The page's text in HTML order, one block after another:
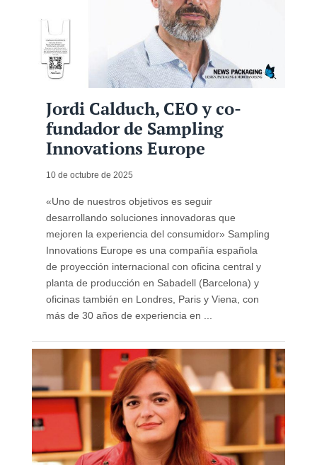
Jordi Calduch, CEO y co-
fundador de Sampling
Innovations Europe
10 de octubre de 2025
«Uno de nuestros objetivos es seguir
desarrollando soluciones innovadoras que
mejoren la experiencia del consumidor» Sampling
Innovations Europe es una compañía española
de proyección internacional con oficina central y
planta de producción en Sabadell (Barcelona) y
oficinas también en Londres, Paris y Viena, con
más de 30 años de experiencia en ...